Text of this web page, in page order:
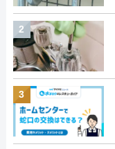
2
3